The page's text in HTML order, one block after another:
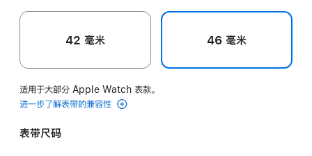
42 毫米 46 毫米
适用于大部分 Apple Watch 表款。
进一步了解表带的兼容性
表带尺码